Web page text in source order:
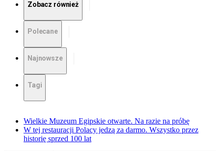
Zobacz również
Polecane
Najnowsze
Tagi
Wielkie Muzeum Egipskie otwarte. Na razie na próbę
W tej restauracji Polacy jedzą za darmo. Wszystko przez
historię sprzed 100 lat